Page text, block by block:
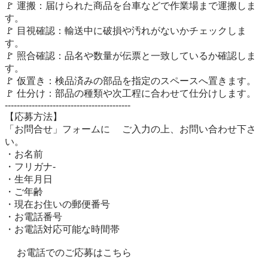
🚩 運搬：届けられた商品を台車などで作業場まで運搬しま
す。
🚩 目視確認：輸送中に破損や汚れがないかチェックしま
す。
🚩 照合確認：品名や数量が伝票と一致しているか確認しま
す。
🚩 仮置き：検品済みの部品を指定のスペースへ置きます。
🚩 仕分け：部品の種類や次工程に合わせて仕分けします。
------------------------------------------
【応募方法】
「お問合せ」フォームに 　ご入力の上、お問い合わせ下さ
い。
・お名前
・フリガナ-
・生年月日
・ご年齢
・現在お住いの郵便番号
・お電話番号
・お電話対応可能な時間帯